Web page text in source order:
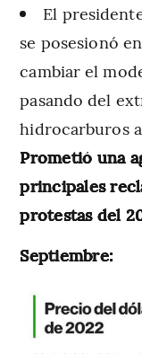
El
se posesionó
cambiar el
pasando del
hidrocarburos
Prometió una
principales
protestas del
Septiembre: